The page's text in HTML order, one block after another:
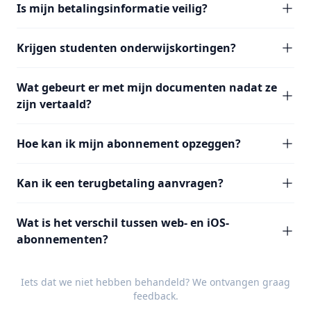
Is mijn betalingsinformatie veilig?
Krijgen studenten onderwijskortingen?
Wat gebeurt er met mijn documenten nadat ze
zijn vertaald?
Hoe kan ik mijn abonnement opzeggen?
Kan ik een terugbetaling aanvragen?
Wat is het verschil tussen web- en iOS-
abonnementen?
Iets dat we niet hebben behandeld? We ontvangen graag
feedback.